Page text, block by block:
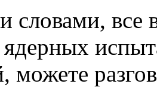
все
ядерных
можете